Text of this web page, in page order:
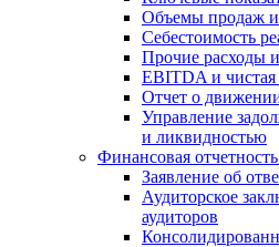
Объемы продаж
Себестоимость
Прочие расходы
EBITDA и
Отчет о
Управление
и ликвидностью
Финансовая
Заявление об
Аудиторское
аудиторов